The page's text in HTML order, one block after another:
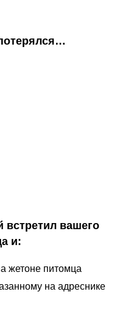
вашего
и:
жетоне питомца
на адреснике